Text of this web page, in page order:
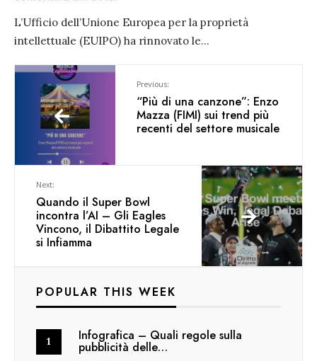
L’Ufficio dell’Unione Europea per la proprietà
intellettuale (EUIPO) ha rinnovato le...
Previous:
“Più di una canzone”: Enzo
Mazza (FIMI) sui trend più
recenti del settore musicale
Next:
Quando il Super Bowl
incontra l’AI – Gli Eagles
Vincono, il Dibattito Legale
si Infiamma
POPULAR THIS WEEK
Infografica – Quali regole sulla
pubblicità delle…